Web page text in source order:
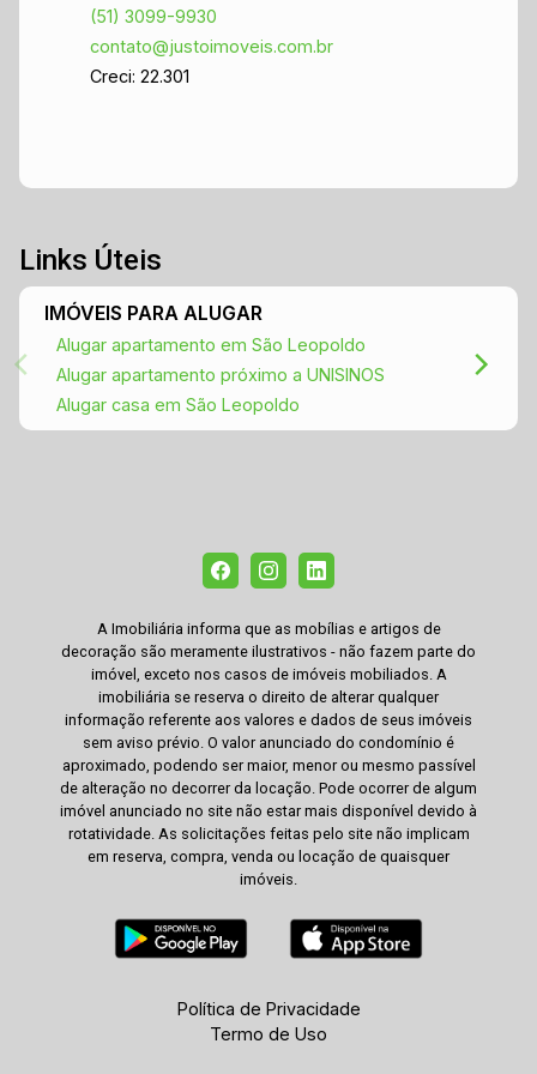
garantindo conforto e praticidade Não perca
essa chance de viver em um dos bairros mais
charmosos de São Leopoldo! Entre em contato
na realização do seu sonho. Venha conhecer seu
(51) 3099-9930
contato@justoimoveis.com.br
Creci: 22.301
Links Úteis
IMÓVEIS PARA ALUGAR
Alugar apartamento em São Leopoldo
Alugar apartamento próximo a UNISINOS
Alugar casa em São Leopoldo
A Imobiliária informa que as mobílias e artigos de
decoração são meramente ilustrativos - não fazem parte do
imóvel, exceto nos casos de imóveis mobiliados. A
imobiliária se reserva o direito de alterar qualquer
informação referente aos valores e dados de seus imóveis
sem aviso prévio. O valor anunciado do condomínio é
aproximado, podendo ser maior, menor ou mesmo passível
de alteração no decorrer da locação. Pode ocorrer de algum
imóvel anunciado no site não estar mais disponível devido à
rotatividade. As solicitações feitas pelo site não implicam
em reserva, compra, venda ou locação de quaisquer
imóveis.
Política de Privacidade
Termo de Uso